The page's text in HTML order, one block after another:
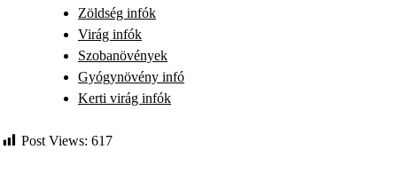
Zöldség infók
Virág infók
Szobanövények
Gyógynövény infó
Kerti virág infók
Post Views: 617